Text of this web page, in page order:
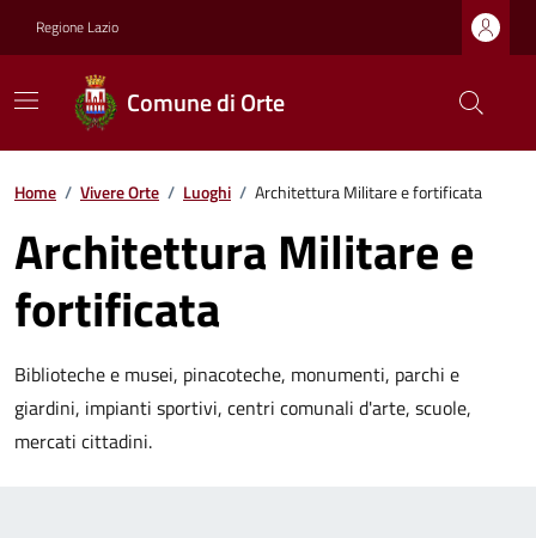
Regione Lazio
Comune di Orte
Home / Vivere Orte / Luoghi / Architettura Militare e fortificata
Architettura Militare e
fortificata
Biblioteche e musei, pinacoteche, monumenti, parchi e
giardini, impianti sportivi, centri comunali d'arte, scuole,
mercati cittadini.